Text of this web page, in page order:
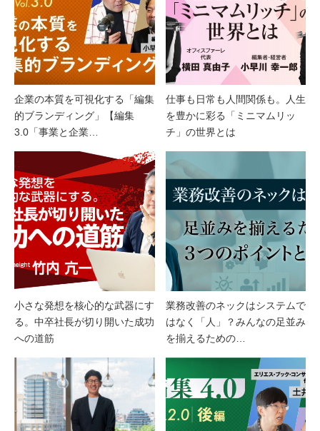
企業の本質を可視化する「編集
的ブランディング」【編集
3.0「事業と企業…
仕事も日常も人間関係も。人生
を豊かに彩る「ミニマムリッ
チ」の世界とは
小さな発想を核心的な武器にす
る。中卒社長が切り開いた成功
への道筋
業務改善のネックはシステムで
はなく「人」？みんなの足並み
を揃えるための…